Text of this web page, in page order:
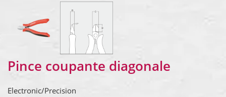
Pince coupante diagonale
Electronic/Precision